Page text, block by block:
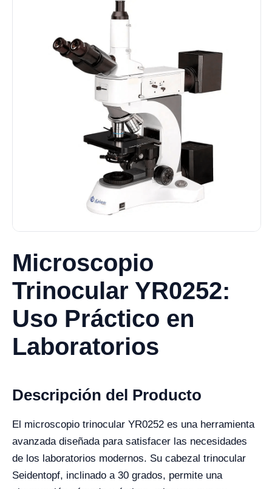
Microscopio
Trinocular YR0252:
Uso Práctico en
Laboratorios
Descripción del Producto
El microscopio trinocular YR0252 es una herramienta
avanzada diseñada para satisfacer las necesidades
de los laboratorios modernos. Su cabezal trinocular
Seidentopf, inclinado a 30 grados, permite una